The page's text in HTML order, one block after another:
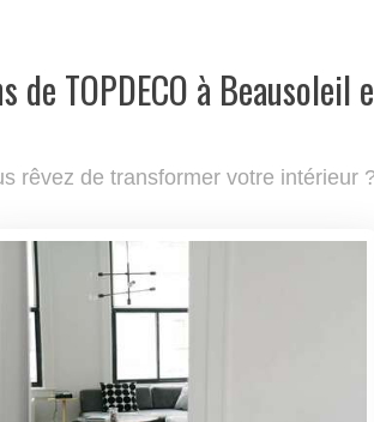
de TOPDECO à Beausoleil
rêvez de transformer votre intérieur